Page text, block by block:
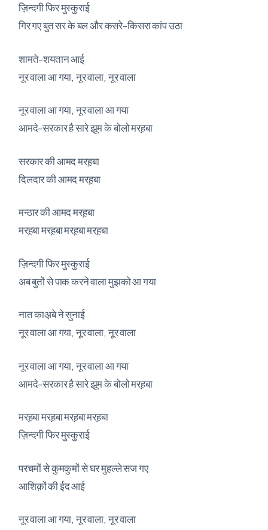
ज़िन्दगी फिर मुस्कुराई
गिर गए बुत सर के बल और कसरे-किसरा कांप उठा
शामते-शयतान आई
नूर वाला आ गया, नूर वाला, नूर वाला
नूर वाला आ गया, नूर वाला आ गया
आमदे-सरकार है सारे झूम के बोलो मरह़बा
सरकार की आमद मरह़बा
दिलदार की आमद मरह़बा
मन्ठार की आमद मरह़बा
मरह़बा मरह़बा मरह़बा मरह़बा
ज़िन्दगी फिर मुस्कुराई
अब बुतों से पाक करने वाला मुझको आ गया
नात काअ़बे ने सुनाई
नूर वाला आ गया, नूर वाला, नूर वाला
नूर वाला आ गया, नूर वाला आ गया
आमदे-सरकार है सारे झूम के बोलो मरह़बा
मरह़बा मरह़बा मरह़बा मरह़बा
ज़िन्दगी फिर मुस्कुराई
परचमों से कुमकुमों से घर मुहल्ले सज गए
आशिक़ों की ईद आई
नूर वाला आ गया, नूर वाला, नूर वाला